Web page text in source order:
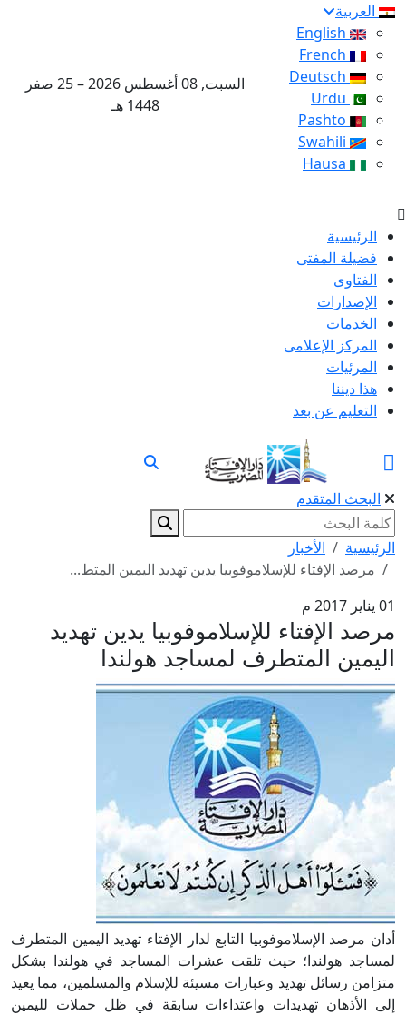
العربية
السبت, 08 أغسطس 2026 – 25 صفر
1448 هـ
الرئيسية
فضيلة المفتى
الفتاوى
الإصدارات
الخدمات
المركز الإعلامى
المرئيات
هذا ديننا
التعليم عن بعد
البحث المتقدم
الرئيسية
الأخبار
مرصد الإفتاء للإسلاموفوبيا يدين تهديد اليمين المتط...
01 يناير 2017 م
مرصد الإفتاء للإسلاموفوبيا يدين تهديد
اليمين المتطرف لمساجد هولندا
أدان مرصد الإسلاموفوبيا التابع لدار الإفتاء تهديد اليمين المتطرف
لمساجد هولندا؛ حيث تلقت عشرات المساجد في هولندا بشكل
متزامن رسائل تهديد وعبارات مسيئة للإسلام والمسلمين، مما يعيد
إلى الأذهان تهديدات واعتداءات سابقة في ظل حملات لليمين